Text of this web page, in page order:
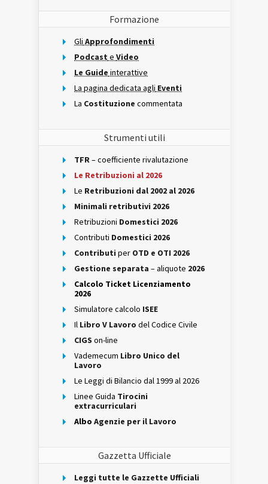
Formazione
Gli Approfondimenti
Podcast e Video
Le Guide interattive
La pagina dedicata agli Eventi
La Costituzione commentata
Strumenti utili
TFR– coefficiente rivalutazione
Le Retribuzioni al 2026
Le Retribuzioni dal 2002 al 2026
Minimali retributivi 2026
Retribuzioni Domestici 2026
Contributi Domestici 2026
Contributi per OTD e OTI 2026
Gestione separata – aliquote 2026
Calcolo Ticket Licenziamento
2026
Simulatore calcolo ISEE
Il Libro V Lavoro del Codice Civile
CIGS on-line
Vademecum Libro Unico del
Lavoro
Le Leggi di Bilancio dal 1999 al 2026
Linee Guida Tirocini
extracurriculari
Albo Agenzie per il Lavoro
Gazzetta Ufficiale
Leggi tutte le Gazzette Ufficiali